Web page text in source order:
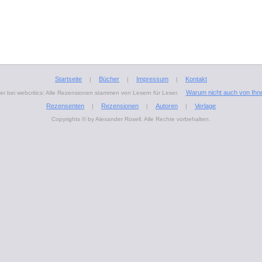
Startseite | Bücher | Impressum | Kontakt
bei webcritics: Alle Rezensionen stammen von Lesern für Leser.
Warum nicht auch von
Rezensenten
| Rezensionen | Autoren | Verlage
Copyrights © by Alexander Rosell. Alle Rechte vorbehalten.